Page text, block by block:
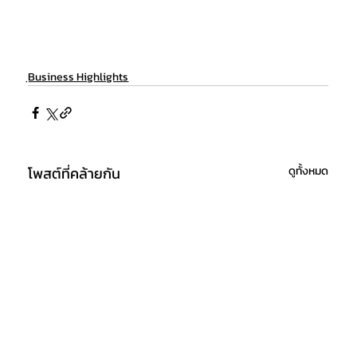
ฺBusiness Highlights
โพสต์ที่คล้ายกัน ดูทั้งหมด